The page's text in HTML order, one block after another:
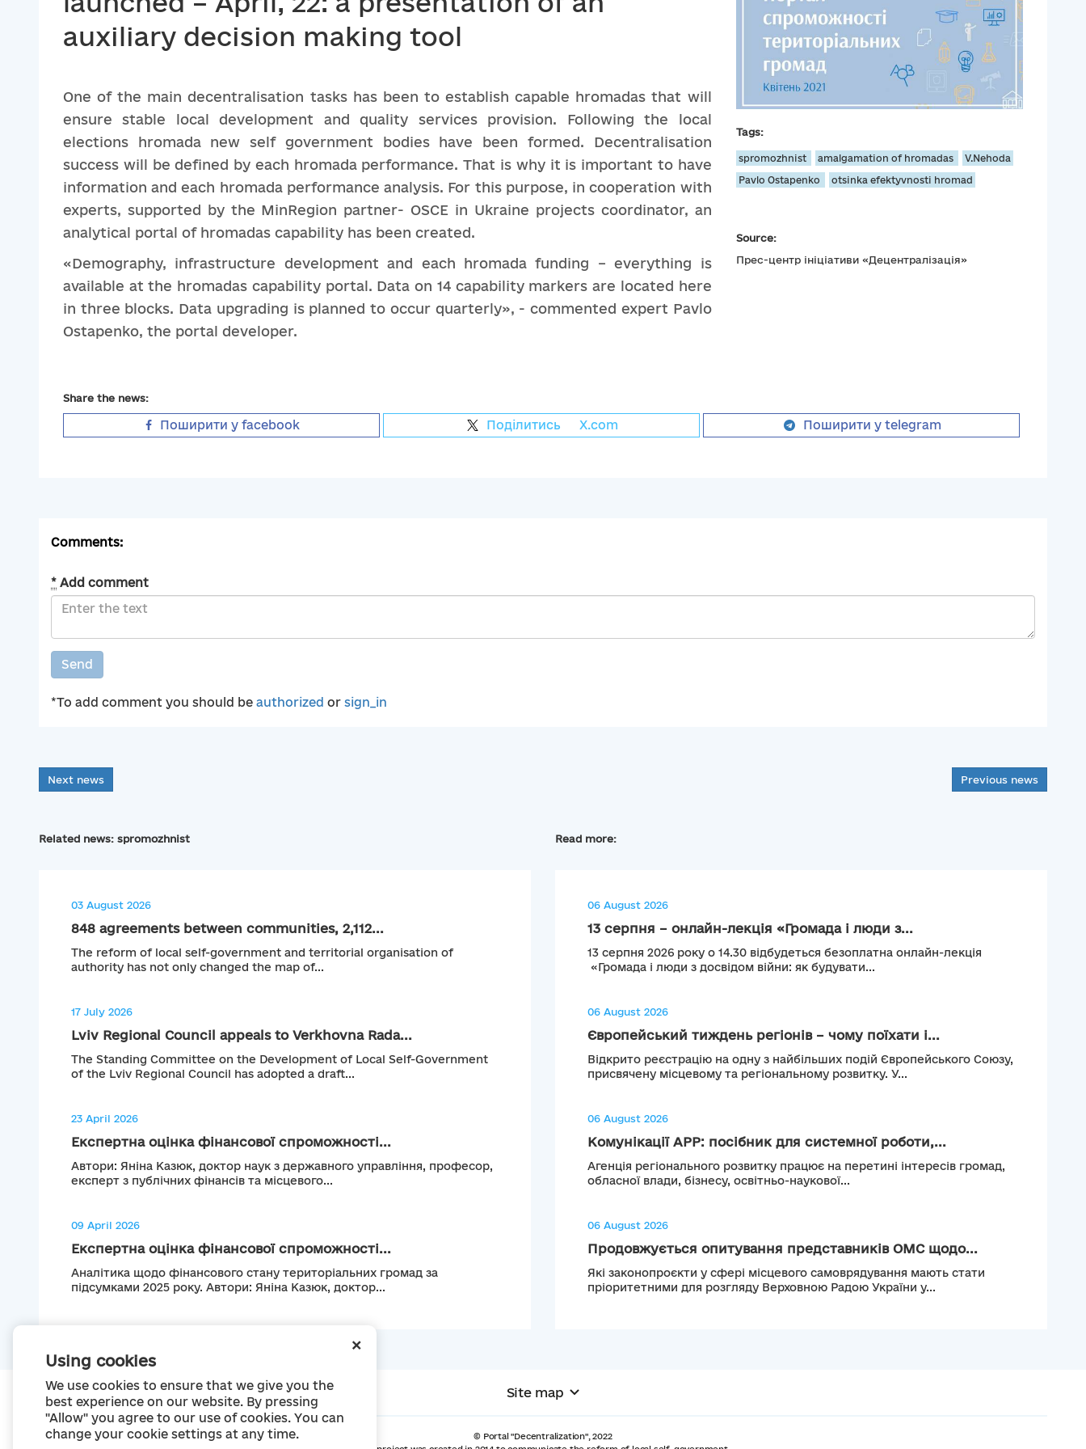
+
Using cookies
We use cookies to ensure that we give you the
best experience on our website. By pressing
"Allow" you agree to our use of cookies. You can
change your cookie settings at any time.
auxiliary decision making tool
One of the main decentralisation tasks has been to establish capable hromadas that will
ensure stable local development and quality services provision. Following the local
elections hromada new self government bodies have been formed. Decentralisation
success will be defined by each hromada performance. That is why it is important to have
information and each hromada performance analysis. For this purpose, in cooperation with
experts, supported by the MinRegion partner- OSCE in Ukraine projects coordinator, an
analytical portal of hromadas capability has been created.
«Demography, infrastructure development and each hromada funding – everything is
available at the hromadas capability portal. Data on 14 capability markers are located here
in three blocks. Data upgrading is planned to occur quarterly», - commented expert Pavlo
Ostapenko, the portal developer.
Tags:
spromozhnist amalgamation of hromadas V.Nehoda
Pavlo Ostapenko otsinka efektyvnosti hromad
Source:
Прес-центр ініціативи «Децентралізація»
Share the news:
Поширити у facebook Поділитись X.com Поширити у telegram
Comments:
* Add comment
Send
*To add comment you should be authorized or sign_in
Next news Previous news
Related news: spromozhnist
03 August 2026
848 agreements between communities, 2,112...
The reform of local self-government and territorial organisation of
authority has not only changed the map of...
17 July 2026
Lviv Regional Council appeals to Verkhovna Rada...
The Standing Committee on the Development of Local Self-Government
of the Lviv Regional Council has adopted a draft...
23 April 2026
Експертна оцінка фінансової спроможності...
Автори: Яніна Казюк, доктор наук з державного управління, професор,
експерт з публічних фінансів та місцевого...
09 April 2026
Експертна оцінка фінансової спроможності...
Аналітика щодо фінансового стану територіальних громад за
підсумками 2025 року. Автори: Яніна Казюк, доктор...
Read more:
06 August 2026
13 серпня – онлайн-лекція «Громада і люди з...
13 серпня 2026 року о 14.30 відбудеться безоплатна онлайн-лекція
«Громада і люди з досвідом війни: як будувати...
06 August 2026
Європейський тиждень регіонів – чому поїхати і...
Відкрито реєстрацію на одну з найбільших подій Європейського Союзу,
присвячену місцевому та регіональному розвитку. У...
06 August 2026
Комунікації АРР: посібник для системної роботи,...
Агенція регіонального розвитку працює на перетині інтересів громад,
обласної влади, бізнесу, освітньо-наукової...
06 August 2026
Продовжується опитування представників ОМС щодо...
Які законопроєкти у сфері місцевого самоврядування мають стати
пріоритетними для розгляду Верховною Радою України у...
Site map
© Portal "Decentralization", 2022